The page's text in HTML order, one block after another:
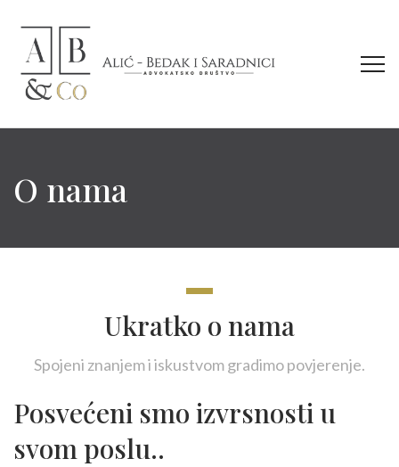
O nama
Ukratko o nama
Spojeni znanjem i iskustvom gradimo povjerenje.
Posvećeni smo izvrsnosti u
svom poslu..